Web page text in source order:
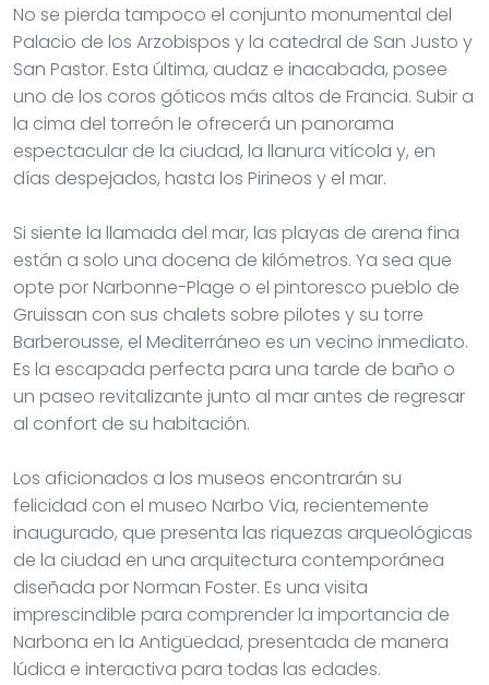
No se pierda tampoco el conjunto monumental del
Palacio de los Arzobispos y la catedral de San Justo y
San Pastor. Esta última, audaz e inacabada, posee
uno de los coros góticos más altos de Francia. Subir a
la cima del torreón le ofrecerá un panorama
espectacular de la ciudad, la llanura vitícola y, en
días despejados, hasta los Pirineos y el mar.
Si siente la llamada del mar, las playas de arena fina
están a solo una docena de kilómetros. Ya sea que
opte por Narbonne-Plage o el pintoresco pueblo de
Gruissan con sus chalets sobre pilotes y su torre
Barberousse, el Mediterráneo es un vecino inmediato.
Es la escapada perfecta para una tarde de baño o
un paseo revitalizante junto al mar antes de regresar
al confort de su habitación.
Los aficionados a los museos encontrarán su
felicidad con el museo Narbo Via, recientemente
inaugurado, que presenta las riquezas arqueológicas
de la ciudad en una arquitectura contemporánea
diseñada por Norman Foster. Es una visita
imprescindible para comprender la importancia de
Narbona en la Antigüedad, presentada de manera
lúdica e interactiva para todas las edades.